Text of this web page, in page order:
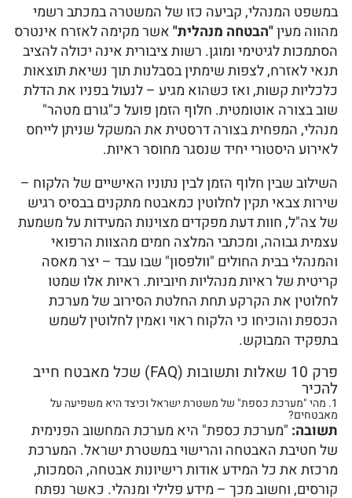
במשפט המנהלי, קביעה כזו של המשטרה במכתב רשמי
מהווה מעין"הבטחה מנהלית"אשר מקימה לאזרח אינטרס
הסתמכות לגיטימי ומוגן. רשות ציבורית אינה יכולה להציב
תנאי לאזרח, לצפות שימתין בסבלנות תוך נשיאת תוצאות
כלכליות קשות, ואז כשהוא מגיע – לנעול בפניו את הדלת
שוב בצורה אוטומטית. חלוף הזמן פועל כ"גורם מטהר"
מנהלי, המפחית בצורה דרסטית את המשקל שניתן לייחס
לאירוע היסטורי יחיד שנסגר מחוסר ראיות.
השילוב שבין חלוף הזמן לבין נתוניו האישיים של הלקוח –
שירות צבאי תקין לחלוטין כמאבטח מתקנים בבסיס רגיש
של צה"ל, חוות דעת מפקדים מצוינות המעידות על משמעת
עצמית גבוהה, ומכתבי המלצה חמים מהצוות הרפואי
והמנהלי בבית החולים "וולפסון" שבו עבד – יצר מאסה
קריטית של ראיות מנהליות חיוביות. ראיות אלו שמטו
לחלוטין את הקרקע תחת החלטת הסירוב של מערכת
הכספת והוכיחו כי הלקוח ראוי ואמין לחלוטין לשמש
בתפקיד המבוקש.
פרק 10 שאלות ותשובות (FAQ) שכל מאבטח חייב
להכיר
1. מהי "מערכת כספת" של משטרת ישראל וכיצד היא משפיעה על
מאבטחים?
תשובה: "מערכת כספת" היא מערכת המחשוב הפנימית
של חטיבת האבטחה והרישוי במשטרת ישראל. המערכת
מרכזת את כל המידע אודות רישיונות אבטחה, הסמכות,
קורסים, וחשוב מכך – מידע פלילי ומנהלי. כאשר נפתח